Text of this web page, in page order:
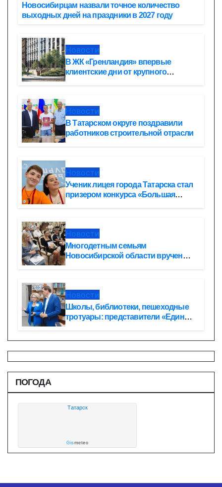
Новосибирцам назвали точное количество
выходных дней на праздники в 2027 году
Новости
В ЖК «Гренландия» впервые
клиентские дни от крупного
Новости
В Татарском округе поздравили
работников строительной отрасли
Новости
Ученик лицея города Татарска стал
призером конкурса «Большая
Новости
Многодетным семьям
Новосибирской области вручены
Новости
Школы, библиотеки, пешеходные
тротуары: представители «Единой
ПОГОДА
Татарск
Gismeteo